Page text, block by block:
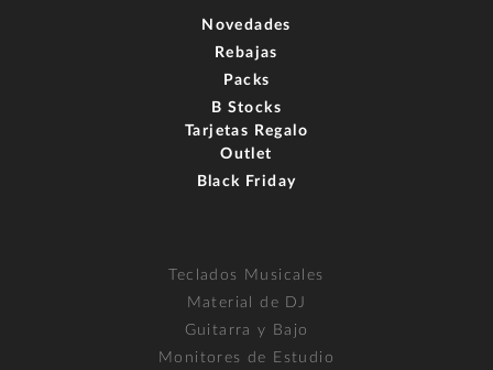
Novedades
Rebajas
Packs
B Stocks
Tarjetas Regalo
Outlet
Black Friday
Teclados Musicales
Material de DJ
Guitarra y Bajo
Monitores de Estudio